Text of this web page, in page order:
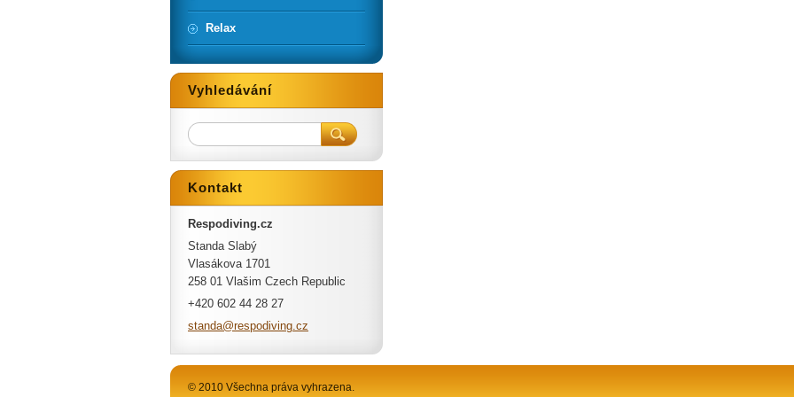
Relax
Vyhledávání
Kontakt
Respodiving.cz
Standa Slabý
Vlasákova 1701
258 01 Vlašim Czech Republic
+420 602 44 28 27
standa@respodiving.cz
© 2010 Všechna práva vyhrazena.